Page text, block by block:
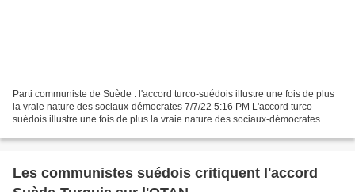
Parti communiste de Suède : l'accord turco-suédois illustre une fois de plus
la vraie nature des sociaux-démocrates 7/7/22 5:16 PM L'accord turco-
suédois illustre une fois de plus la vraie nature des sociaux-démocrates
Les communistes suédois critiquent l'accord